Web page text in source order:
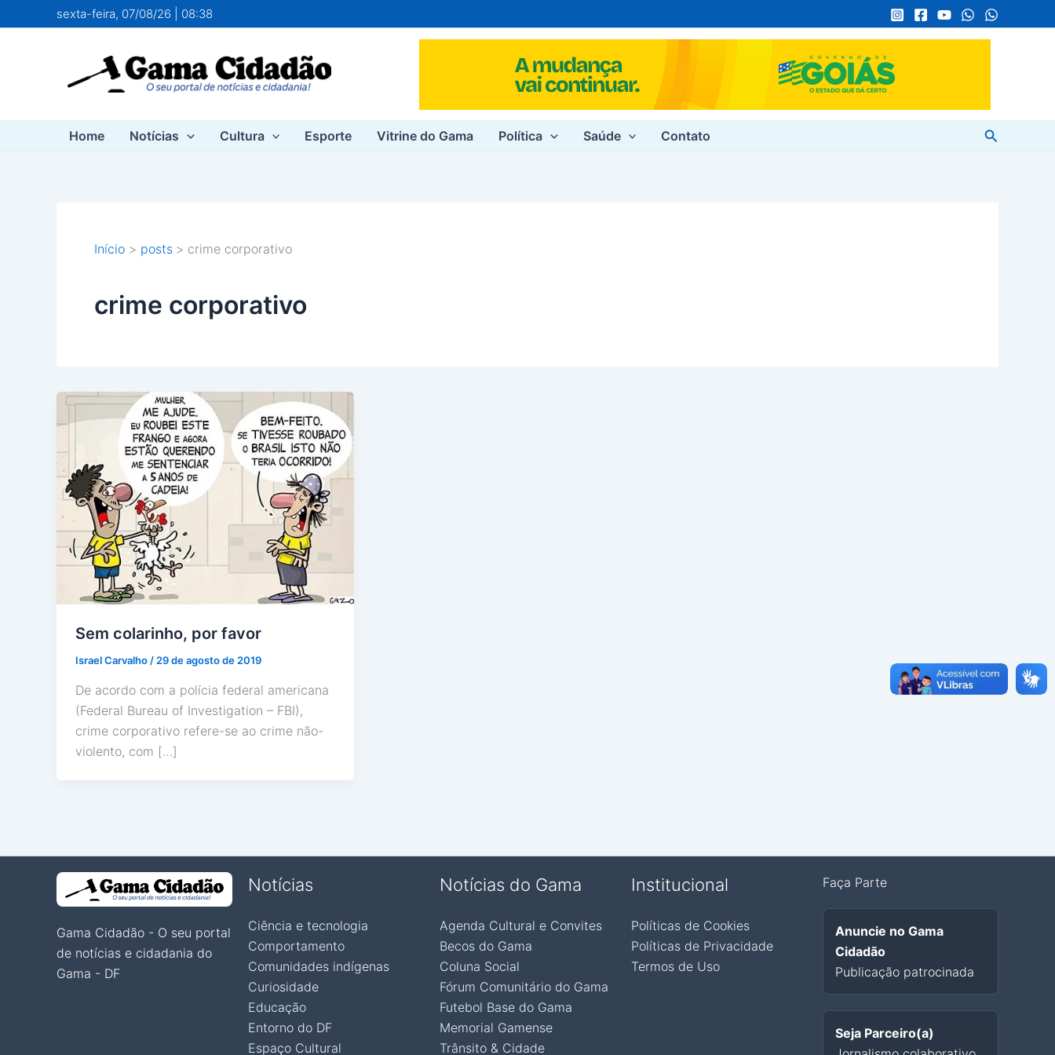
para
sexta-feira, 07/08/26 | 08:38
Home Notícias Cultura Esporte Vitrine do Gama Política Saúde Contato Pesquisar
Início posts crime corporativo
crime corporativo
Sem colarinho, por favor
Israel Carvalho / 29 de agosto de 2019
De acordo com a polícia federal americana
(Federal Bureau of Investigation – FBI),
crime corporativo refere-se ao crime não-
violento, com […]
Gama Cidadão - O seu portal
de notícias e cidadania do
Gama - DF
Notícias
Ciência e tecnologia
Comportamento
Comunidades indígenas
Curiosidade
Educação
Entorno do DF
Espaço Cultural
Notícias do Gama
Agenda Cultural e Convites
Becos do Gama
Coluna Social
Fórum Comunitário do Gama
Futebol Base do Gama
Memorial Gamense
Trânsito & Cidade
Institucional
Políticas de Cookies
Políticas de Privacidade
Termos de Uso
Faça Parte
Anuncie no Gama
Cidadão
Publicação patrocinada
Seja Parceiro(a)